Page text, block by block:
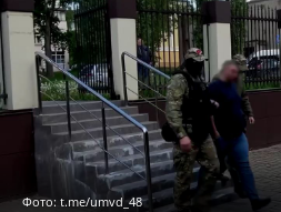
Фото: t.me/umvd_48